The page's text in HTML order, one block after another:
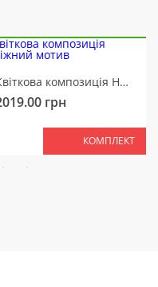
Квіткова композиція Ніжний мотив
грн
КОМПЛЕКТ